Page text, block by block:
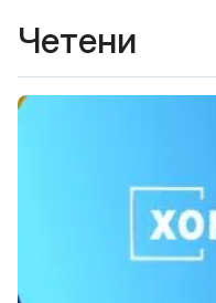
Четени